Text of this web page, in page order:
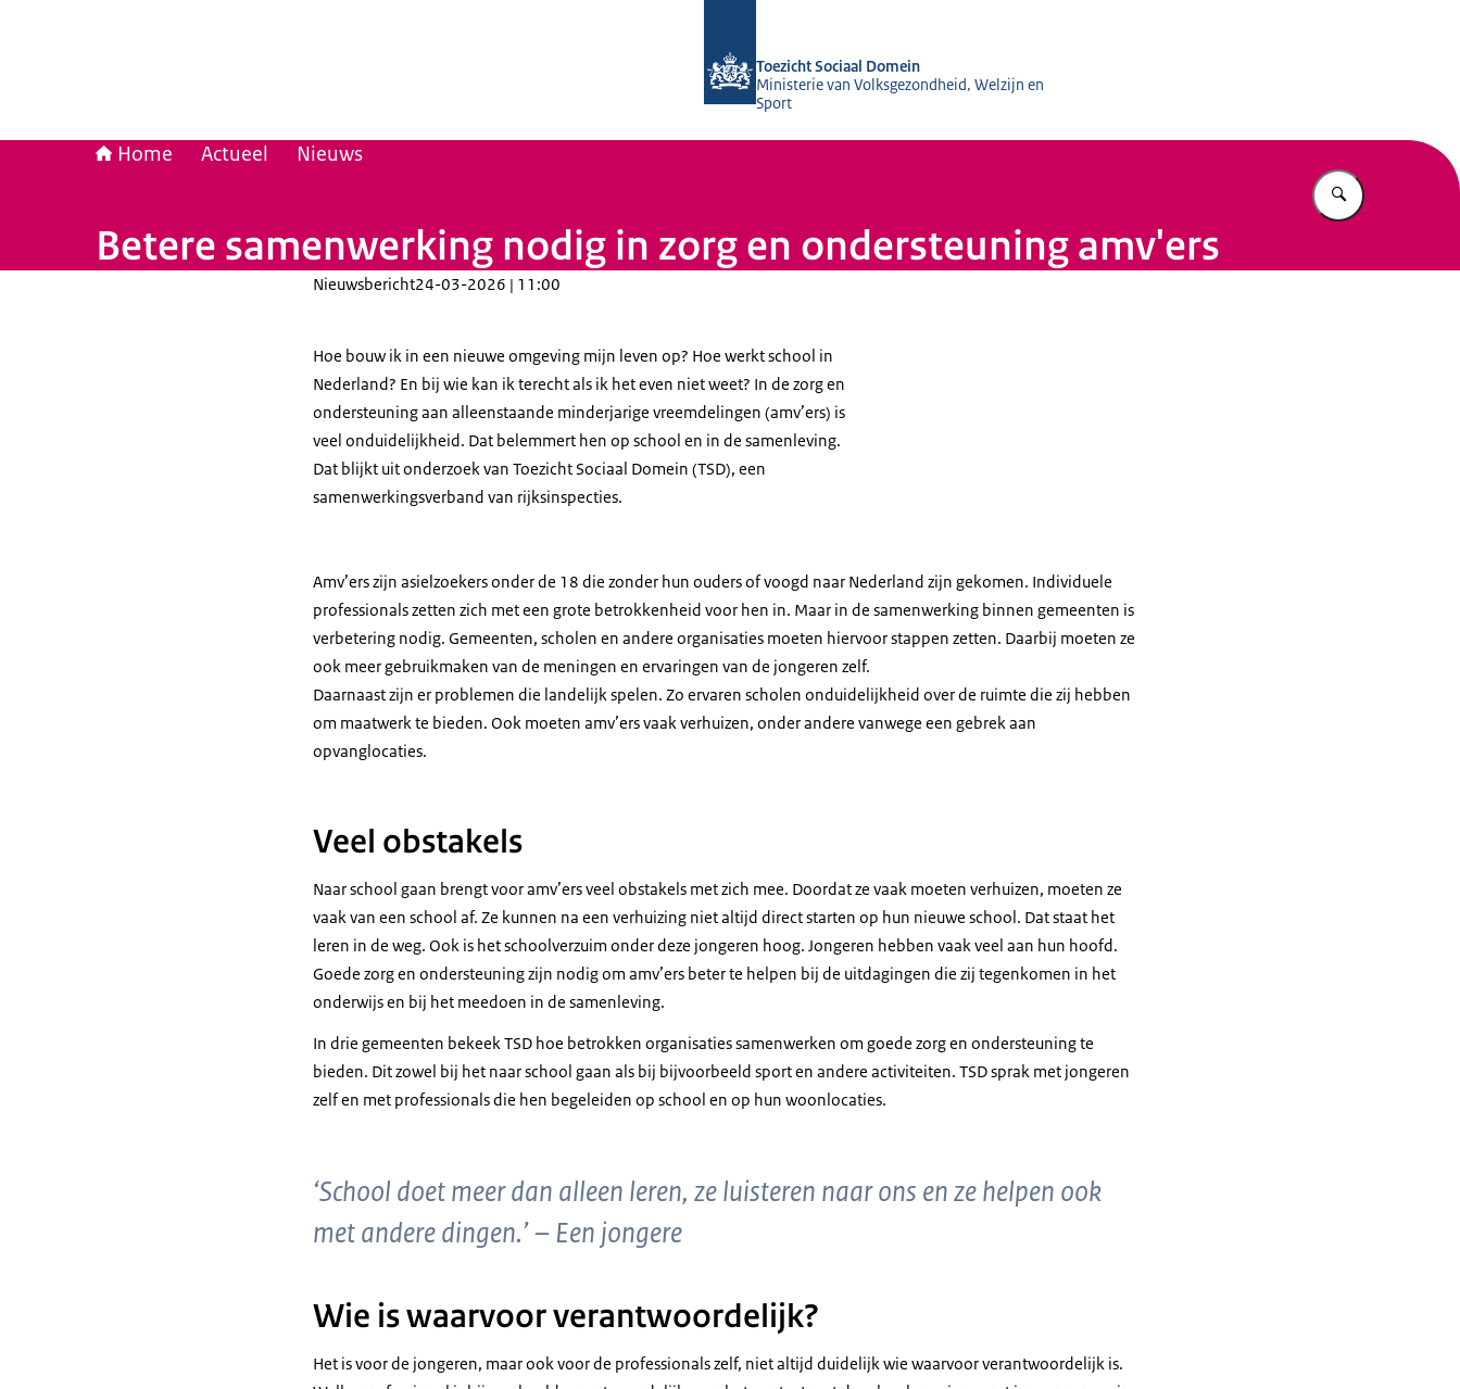
Toezicht Sociaal Domein
Ministerie van Volksgezondheid, Welzijn en
Sport
Home Actueel Nieuws
Vul in wat u
Betere samenwerking nodig in zorg en ondersteuning amv'ers
Nieuwsbericht24-03-2026 | 11:00
Hoe bouw ik in een nieuwe omgeving mijn leven op? Hoe werkt school in
Nederland? En bij wie kan ik terecht als ik het even niet weet? In de zorg en
ondersteuning aan alleenstaande minderjarige vreemdelingen (amv’ers) is
veel onduidelijkheid. Dat belemmert hen op school en in de samenleving.
Dat blijkt uit onderzoek van Toezicht Sociaal Domein (TSD), een
samenwerkingsverband van rijksinspecties.
Amv’ers zijn asielzoekers onder de 18 die zonder hun ouders of voogd naar Nederland zijn gekomen. Individuele
professionals zetten zich met een grote betrokkenheid voor hen in. Maar in de samenwerking binnen gemeenten is
verbetering nodig. Gemeenten, scholen en andere organisaties moeten hiervoor stappen zetten. Daarbij moeten ze
ook meer gebruikmaken van de meningen en ervaringen van de jongeren zelf.
Daarnaast zijn er problemen die landelijk spelen. Zo ervaren scholen onduidelijkheid over de ruimte die zij hebben
om maatwerk te bieden. Ook moeten amv’ers vaak verhuizen, onder andere vanwege een gebrek aan
opvanglocaties.
Veel obstakels
Naar school gaan brengt voor amv’ers veel obstakels met zich mee. Doordat ze vaak moeten verhuizen, moeten ze
vaak van een school af. Ze kunnen na een verhuizing niet altijd direct starten op hun nieuwe school. Dat staat het
leren in de weg. Ook is het schoolverzuim onder deze jongeren hoog. Jongeren hebben vaak veel aan hun hoofd.
Goede zorg en ondersteuning zijn nodig om amv’ers beter te helpen bij de uitdagingen die zij tegenkomen in het
onderwijs en bij het meedoen in de samenleving.
In drie gemeenten bekeek TSD hoe betrokken organisaties samenwerken om goede zorg en ondersteuning te
bieden. Dit zowel bij het naar school gaan als bij bijvoorbeeld sport en andere activiteiten. TSD sprak met jongeren
zelf en met professionals die hen begeleiden op school en op hun woonlocaties.
‘School doet meer dan alleen leren, ze luisteren naar ons en ze helpen ook
met andere dingen.’ – Een jongere
Wie is waarvoor verantwoordelijk?
Het is voor de jongeren, maar ook voor de professionals zelf, niet altijd duidelijk wie waarvoor verantwoordelijk is.